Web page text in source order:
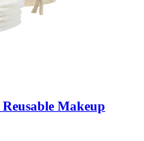
Reusable Makeup